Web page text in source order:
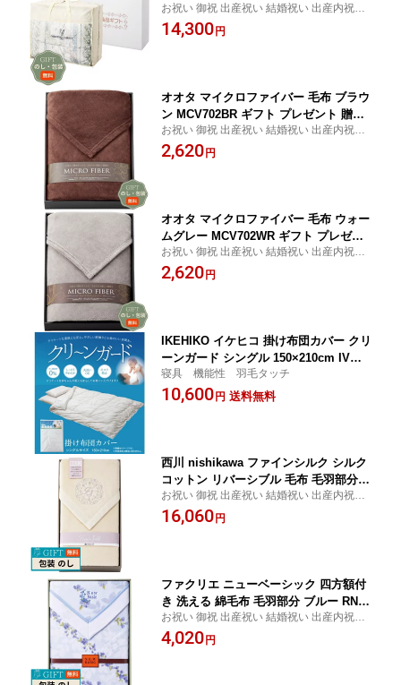
プレゼント 贈り物 贈答 包装 熨斗 のし
無料 【Aギフト】
お祝い 御祝 出産祝い 結婚祝い 出産内祝い
結婚内祝い 内祝い お返し 出産 結婚 香典返
し ギフト プレゼント 御中元 お中元 御歳暮
14,300円
オオタ マイクロファイバー 毛布 ブラウ
ン MCV702BR ギフト プレゼント 贈り
物 贈答 包装 熨斗 のし 無料 【Aギフ
ト】
お祝い 御祝 出産祝い 結婚祝い 出産内祝い
結婚内祝い 内祝い お返し 出産 結婚 香典返
し ギフト プレゼント 御中元 お中元 御歳暮
2,620円
オオタ マイクロファイバー 毛布 ウォー
ムグレー MCV702WR ギフト プレゼン
ト 贈り物 贈答 包装 熨斗 のし 無料 【A
ギフト】
お祝い 御祝 出産祝い 結婚祝い 出産内祝い
結婚内祝い 内祝い お返し 出産 結婚 香典返
し ギフト プレゼント 御中元 お中元 御歳暮
2,620円
IKEHIKO イケヒコ 掛け布団カバー クリ
ーンガード シングル 150×210cm IV：
アイボリー
寝具 機能性 羽毛タッチ
10,600円 送料無料
西川 nishikawa ファインシルク シルク
コットン リバーシブル 毛布 毛羽部分 F
Q82524000 ギフト プレゼント 贈り物
贈答 包装 熨斗 のし 無料 【LOI】
お祝い 御祝 出産祝い 結婚祝い 出産内祝い
結婚内祝い 内祝い お返し 出産 結婚 香典返
し ギフト プレゼント 御中元 お中元 御歳暮
16,060円
ファクリエ ニューベーシック 四方額付
き 洗える 綿毛布 毛羽部分 ブルー RNB-
4052BL/PP ギフト プレゼント 贈り物
贈答 包装 熨斗 のし 無料 【LOI】
お祝い 御祝 出産祝い 結婚祝い 出産内祝い
結婚内祝い 内祝い お返し 出産 結婚 香典返
し ギフト プレゼント 御中元 お中元 御歳暮
4,020円